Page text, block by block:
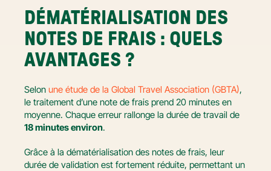
DÉMATÉRIALISATION DES
NOTES DE FRAIS : QUELS
AVANTAGES ?
Selon une étude de la Global Travel Association (GBTA),
le traitement d’une note de frais prend 20 minutes en
18 minutes environ.
Grâce à la dématérialisation des notes de frais, leur
durée de validation est fortement réduite, permettant un